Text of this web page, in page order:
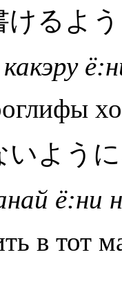
けるよ
いよう
ё:ни
в тот